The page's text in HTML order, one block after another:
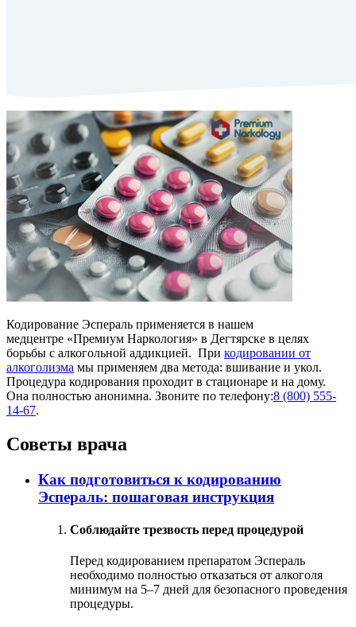
Кодирование Эспераль применяется в нашем
медцентре «Премиум Наркология» в Дегтярске в целях
борьбы с алкогольной аддикцией. При кодировании от
алкоголизма мы применяем два метода: вшивание и укол.
Процедура кодирования проходит в стационаре и на дому.
Она полностью анонимна. Звоните по телефону:8 (800) 555-
14-67.
Советы врача
Как подготовиться к кодированию
Эспераль: пошаговая инструкция
Соблюдайте трезвость перед процедурой
Перед кодированием препаратом Эспераль
необходимо полностью отказаться от алкоголя
минимум на 5–7 дней для безопасного проведения
процедуры.